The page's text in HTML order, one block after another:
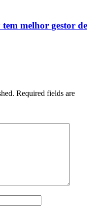
melhor gestor de
Required fields are